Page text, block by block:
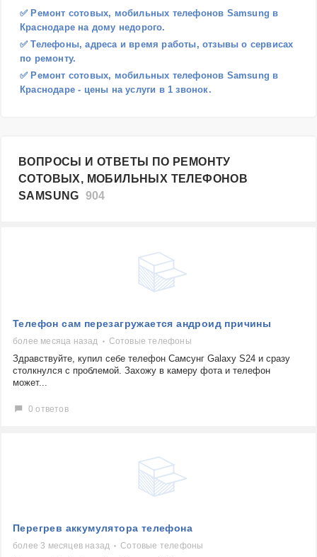
✅ Ремонт сотовых, мобильных телефонов Samsung в
Краснодаре на дому недорого.
✅ Телефоны, адреса и время работы, отзывы о сервисах
по ремонту.
✅ Ремонт сотовых, мобильных телефонов Samsung в
Краснодаре - цены на услуги в 1 звонок.
ВОПРОСЫ И ОТВЕТЫ ПО РЕМОНТУ
СОТОВЫХ, МОБИЛЬНЫХ ТЕЛЕФОНОВ
SAMSUNG 904
Телефон сам перезагружается андроид причины
более месяца назад Сотовые телефоны
Здравствуйте, купил себе телефон Самсунг Galaxy S24 и сразу
столкнулся с проблемой. Захожу в камеру фота и телефон
может...
0 ответов
Перегрев аккумулятора телефона
более 3 месяцев назад Сотовые телефоны